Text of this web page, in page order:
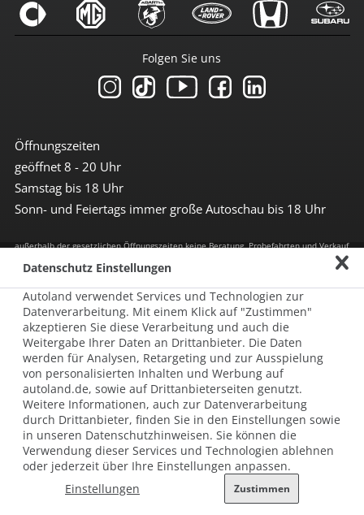
Öffnungszeiten
geöffnet 8 - 20 Uhr
Samstag bis 18 Uhr
Sonn- und Feiertags immer große Autoschau bis 18 Uhr
Folgen Sie uns
außerhalb der gesetzlichen Öffnungszeiten keine Beratung, Probefahrten und Verkauf
© 2026 AUTOLAND 24 SE & Co. Betriebs KG
Werner-von-Siemens-Str. 2, 06796 Brehna, Deutschland
Allgemeine Nutzungsbedingungen
Datenschutz
Hinweisgebersystem nach HinSchG
Beschwerde nach LkSG
Grundsatzerklärung zum LkSG
Datenschutz Einstellungen
Autoland verwendet Services und Technologien zur
Datenverarbeitung. Mit einem Klick auf "Zustimmen"
akzeptieren Sie diese Verarbeitung und auch die
Weitergabe Ihrer Daten an Drittanbieter. Die Daten
werden für Analysen, Retargeting und zur Ausspielung
von personalisierten Inhalten und Werbung auf
autoland.de, sowie auf Drittanbieterseiten genutzt.
Weitere Informationen, auch zur Datenverarbeitung
durch Drittanbieter, finden Sie in den Einstellungen sowie
in unseren Datenschutzhinweisen. Sie können die
Verwendung dieser Services und Technologien ablehnen
oder jederzeit über Ihre Einstellungen anpassen.
Einstellungen
Zustimmen